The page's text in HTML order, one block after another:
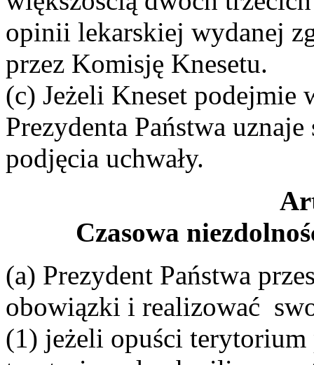
opinii lekarskiej wydanej
przez Komisję Knesetu.
(c) Jeżeli Kneset podejmie
Prezydenta Państwa
podjęcia uchwały.
Czasowa
(a) Prezydent Państwa
obowiązki i realizować
(1) jeżeli opuści